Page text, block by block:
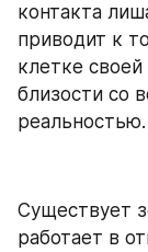
контакта
приводит к
клетке
близости со
реальностью.
Существует
работает в